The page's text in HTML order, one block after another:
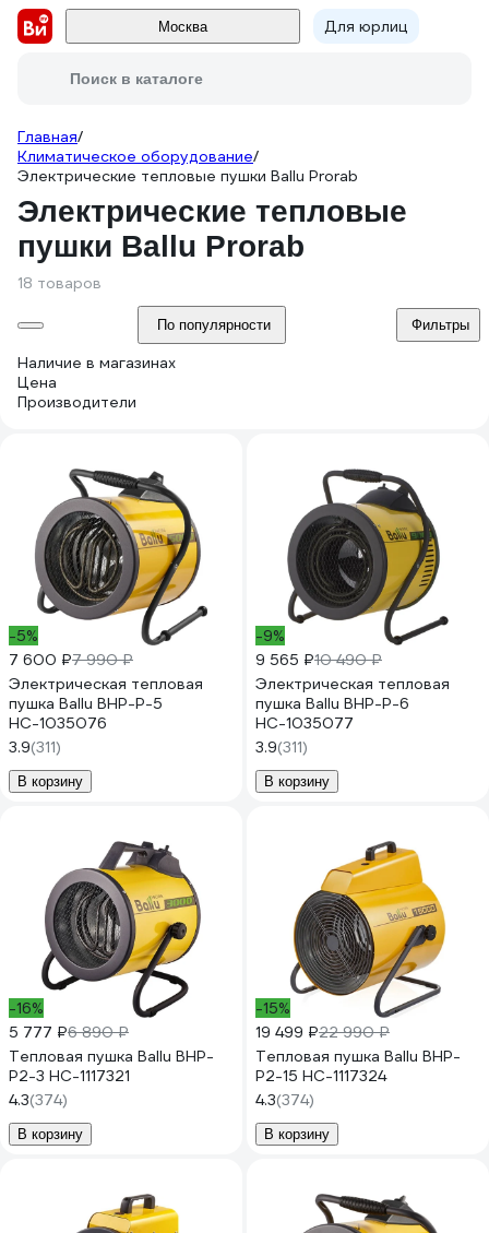
Москва Для юрлиц
Поиск в каталоге
Главная/
Климатическое оборудование/
Электрические тепловые пушки Ballu Prorab
Электрические тепловые
пушки Ballu Prorab
18 товаров
По популярности Фильтры
Наличие в магазинах
Цена
Производители
-5%
7 600 ₽7 990 ₽
Электрическая тепловая
пушка Ballu BHP-P-5
НС-1035076
3.9(311)
В корзину
-9%
9 565 ₽10 490 ₽
Электрическая тепловая
пушка Ballu BHP-P-6
НС-1035077
3.9(311)
В корзину
-16%
5 777 ₽6 890 ₽
Тепловая пушка Ballu BHP-
P2-3 НС-1117321
4.3(374)
В корзину
-15%
19 499 ₽22 990 ₽
Тепловая пушка Ballu BHP-
P2-15 НС-1117324
4.3(374)
В корзину